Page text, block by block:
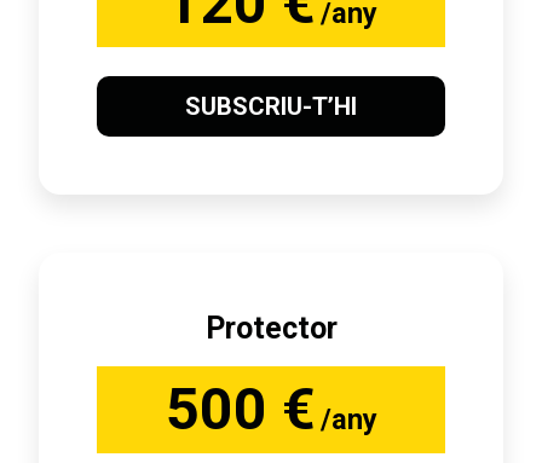
/any
SUBSCRIU-T’HI
Protector
500 € /any